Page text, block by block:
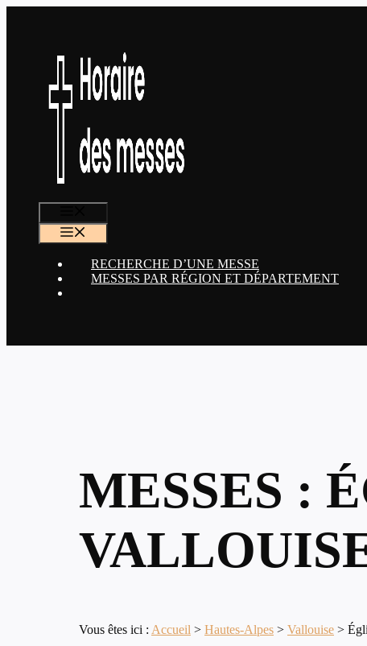
RECHERCHE D’UNE MESSE
MESSES PAR RÉGION ET DÉPARTEMENT
MESSES :
Vous êtes ici : Accueil > Hautes-Alpes > Vallouise >